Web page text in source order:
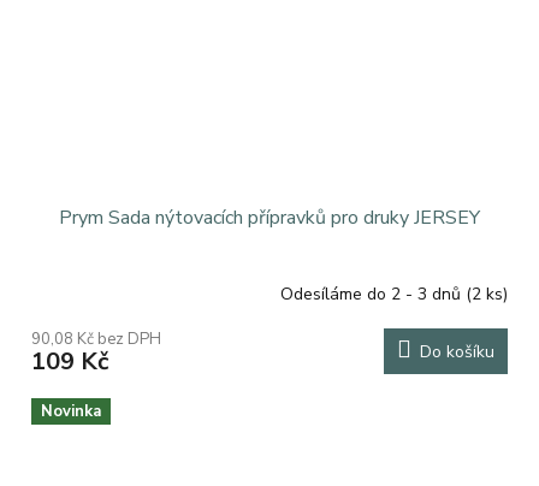
Prym Sada nýtovacích přípravků pro druky JERSEY
Odesíláme do 2 - 3 dnů (2 ks)
90,08 Kč bez DPH
109 Kč Do košíku
Novinka